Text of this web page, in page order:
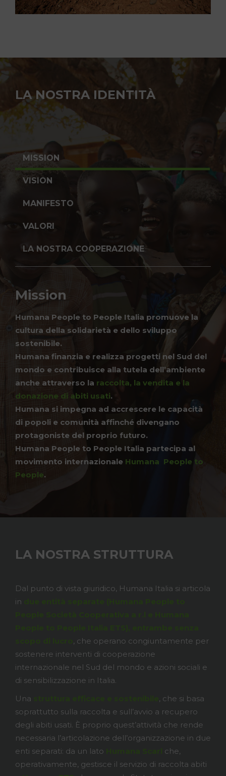
LA NOSTRA IDENTITÀ
MISSION
VISION
MANIFESTO
VALORI
LA NOSTRA COOPERAZIONE
Mission
Humana People to People Italia promuove la
cultura della solidarietà e dello sviluppo
sostenibile.
Humana finanzia e realizza progetti nel Sud del
mondo e contribuisce alla tutela dell’ambiente
anche attraverso la raccolta, la vendita e la
donazione di abiti usati.
Humana si impegna ad accrescere le capacità
di popoli e comunità affinché divengano
protagoniste del proprio futuro.
Humana People to People Italia partecipa al
movimento internazionale Humana People to
People.
LA NOSTRA STRUTTURA
Dal punto di vista giuridico, Humana Italia si articola
in
, che operano congiuntamente per
sostenere interventi di cooperazione
internazionale nel Sud del mondo e azioni sociali e
di sensibilizzazione in Italia.
Una
, che si basa
soprattutto sulla raccolta e sull’avvio a recupero
degli abiti usati. È proprio quest’attività che rende
necessaria l’articolazione dell’organizzazione in due
enti separati: da un lato
che,
operativamente, gestisce il servizio di raccolta abiti